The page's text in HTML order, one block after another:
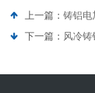
上一篇： 铸铝电
下一篇： 风冷